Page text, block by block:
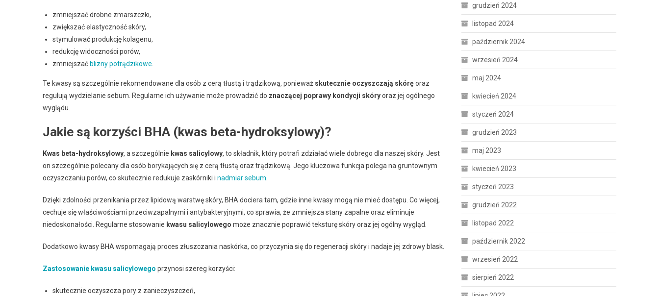
zmniejszać drobne zmarszczki,
zwiększać elastyczność skóry,
stymulować produkcję kolagenu,
redukcję widoczności porów,
zmniejszać blizny potrądzikowe
Te kwasy są szczególnie rekomendowane dla osób z cerą tłustą i trądzikową, ponieważ skutecznie oczyszczają skóręoraz
regulują wydzielanie sebum. Regularne ich używanie może prowadzić do znaczącej poprawy kondycji skóryoraz jej ogólnego
wyglądu.
Jakie są korzyści BHA (kwas beta-hydroksylowy)?
Kwas beta-hydroksylowy, a szczególnie kwas salicylowy, to składnik, który potrafi zdziałać wiele dobrego dla naszej skóry. Jest
on szczególnie polecany dla osób borykających się z cerą tłustą oraz trądzikową. Jego kluczowa funkcja polega na gruntownym
oczyszczaniu porów, co skutecznie redukuje zaskórniki i nadmiar sebum
Dzięki zdolności przenikania przez lipidową warstwę skóry, BHA dociera tam, gdzie inne kwasy mogą nie mieć dostępu. Co więcej,
cechuje się właściwościami przeciwzapalnymi i antybakteryjnymi, co sprawia, że zmniejsza stany zapalne oraz eliminuje
niedoskonałości. Regularne stosowanie kwasu salicylowego może znacznie poprawić teksturę skóry oraz jej ogólny wygląd.
Dodatkowo kwasy BHA wspomagają proces złuszczania naskórka, co przyczynia się do regeneracji skóry i nadaje jej zdrowy blask.
Zastosowanie kwasu salicylowego przynosi szereg korzyści:
skutecznie oczyszcza pory z zanieczyszczeń,
grudzień 2024
listopad 2024
październik 2024
wrzesień 2024
maj 2024
kwiecień 2024
styczeń 2024
grudzień 2023
maj 2023
kwiecień 2023
styczeń 2023
grudzień 2022
listopad 2022
październik 2022
wrzesień 2022
sierpień 2022